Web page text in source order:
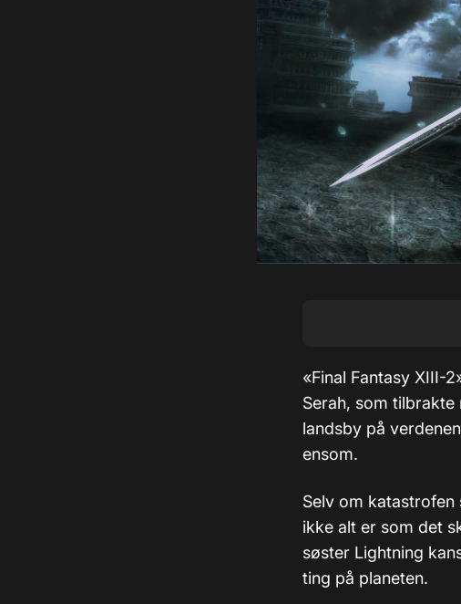
«Final Fantasy XIII-
Serah, som
landsby på
ensom.
Selv om
ikke alt er som det
søster Lightning
ting på planeten.